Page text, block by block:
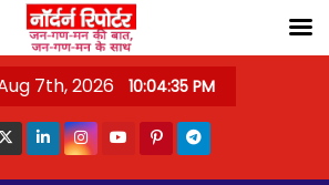
7th, 2026 10:04:36 PM